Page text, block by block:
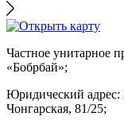
Частное унитарное
«Бобрбай»;
Юридический адрес:
Чонгарская, 81/25;